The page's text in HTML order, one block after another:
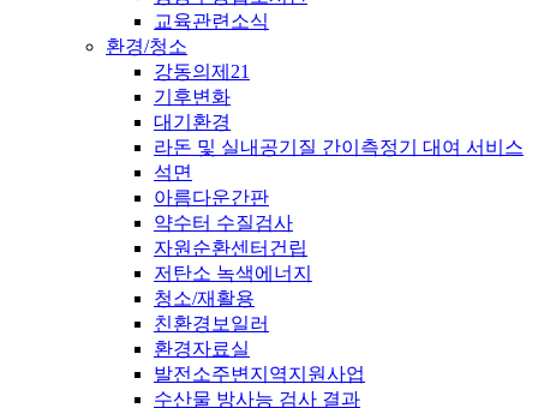
교육관련소식
환경/청소
강동의제21
기후변화
대기환경
라돈 및 실내공기질 간이측정기 대여 서비스
석면
아름다운간판
약수터 수질검사
자원순환센터건립
저탄소 녹색에너지
청소/재활용
친환경보일러
환경자료실
발전소주변지역지원사업
수산물 방사능 검사 결과